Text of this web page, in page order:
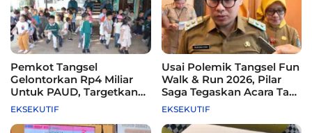
Pemkot Tangsel
Gelontorkan Rp4 Miliar
Untuk PAUD, Targetkan
115 Sekolah
EKSEKUTIF
Usai Polemik Tangsel Fun
Walk & Run 2026, Pilar
Saga Tegaskan Acara Tak
Difasilitasi Pemkot
EKSEKUTIF